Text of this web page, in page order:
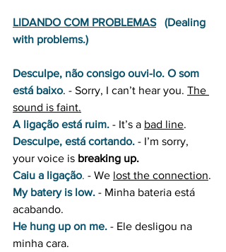
LIDANDO COM PROBLEMAS
   (Dealing
with problems.)
Desculpe, não consigo ouvi-lo. O som
está baixo. - Sorry, I can’t hear you. The
sound is faint.
A ligação está ruim. - It’s a bad line.
Desculpe, está cortando. - I’m sorry,
your voice is breaking up.
Caiu a ligação. - We lost the connection.
My batery is low. - Minha bateria está
acabando.
He hung up on me. - Ele desligou na
minha cara.